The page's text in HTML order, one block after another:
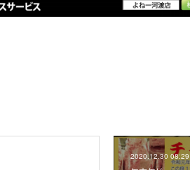
2020.12.30 08:29